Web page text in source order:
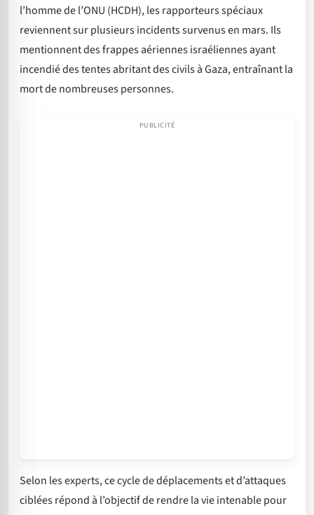
l’homme de l’ONU (HCDH), les rapporteurs spéciaux
reviennent sur plusieurs incidents survenus en mars. Ils
mentionnent des frappes aériennes israéliennes ayant
incendié des tentes abritant des civils à Gaza, entraînant la
mort de nombreuses personnes.
Selon les experts, ce cycle de déplacements et d’attaques
ciblées répond à l’objectif de rendre la vie intenable pour